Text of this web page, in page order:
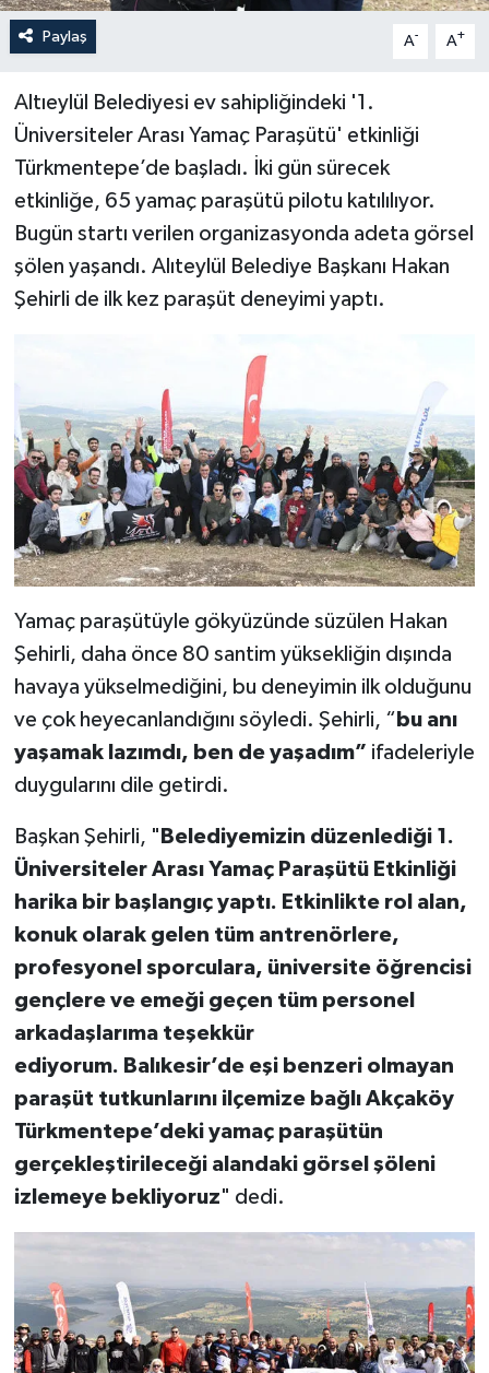
Paylaş A- A+
Altıeylül Belediyesi ev sahipliğindeki '1.
Üniversiteler Arası Yamaç Paraşütü' etkinliği
Türkmentepe’de başladı. İki gün sürecek
etkinliğe, 65 yamaç paraşütü pilotu katılılıyor.
Bugün startı verilen organizasyonda adeta görsel
şölen yaşandı. Alıteylül Belediye Başkanı Hakan
Şehirli de ilk kez paraşüt deneyimi yaptı.
Yamaç paraşütüyle gökyüzünde süzülen Hakan
Şehirli, daha önce 80 santim yüksekliğin dışında
havaya yükselmediğini, bu deneyimin ilk olduğunu
ve çok heyecanlandığını söyledi. Şehirli, “ bu anı
yaşamak lazımdı, ben de yaşadım” ifadeleriyle
duygularını dile getirdi.
Başkan Şehirli, " Belediyemizin düzenlediği 1.
Üniversiteler Arası Yamaç Paraşütü Etkinliği
harika bir başlangıç yaptı. Etkinlikte rol alan,
konuk olarak gelen tüm antrenörlere,
profesyonel sporculara, üniversite öğrencisi
gençlere ve emeği geçen tüm personel
arkadaşlarıma teşekkür
ediyorum. Balıkesir’de eşi benzeri olmayan
paraşüt tutkunlarını ilçemize bağlı Akçaköy
Türkmentepe’deki yamaç paraşütün
gerçekleştirileceği alandaki görsel şöleni
izlemeye bekliyoruz" dedi.